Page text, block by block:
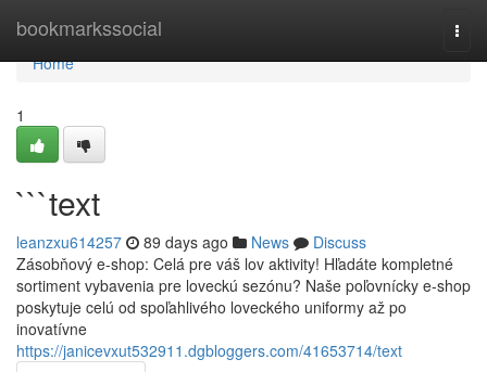
bookmarkssocial
Home
Home
1
```text
leanzxu614257 89 days ago News
Discuss
Zásobňový e-shop: Celá pre váš lov aktivity! Hľadáte kompletné
sortiment vybavenia pre loveckú sezónu? Naše poľovnícky e-shop
poskytuje celú od spoľahlivého loveckého uniformy až po
inovatívne
https://janicevxut532911.dgbloggers.com/41653714/text